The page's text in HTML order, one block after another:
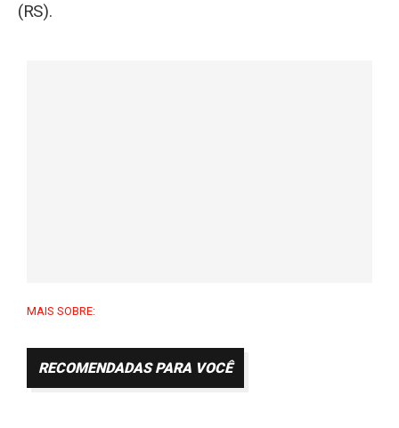
(RS).
MAIS SOBRE:
RECOMENDADAS PARA VOCÊ